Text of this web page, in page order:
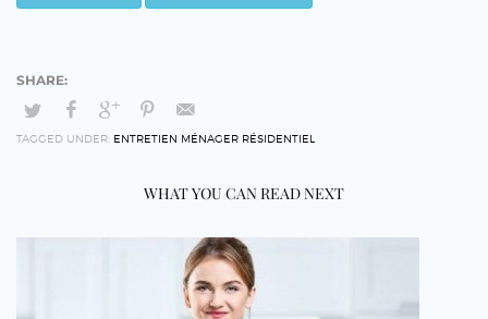
TAGGED UNDER: ENTRETIEN MÉNAGER RÉSIDENTIEL
WHAT YOU CAN READ NEXT